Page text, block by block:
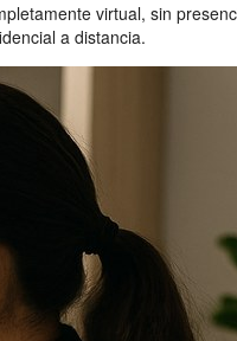
virtual, sin
a distancia.